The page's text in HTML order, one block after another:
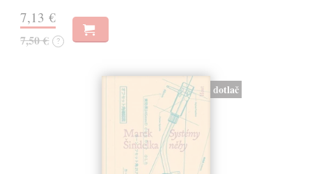
7,13 €
7,50 € ?
dotlač